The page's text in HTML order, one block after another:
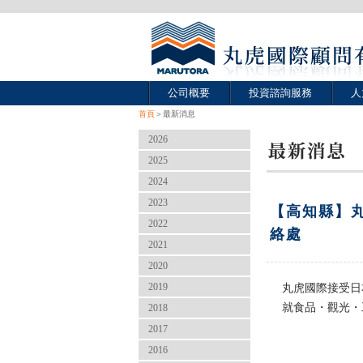
公司概要 投資諮詢服務
首頁＞最新消息
2026
2025
2024
2023
2022
2021
2020
2019
2018
2017
2016
【高知縣】
絡處
丸虎國際接受
就食品・觀光